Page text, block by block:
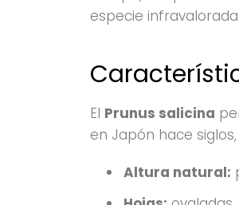
especie
El Prunus salicina
en Japón hace
Altura natural: